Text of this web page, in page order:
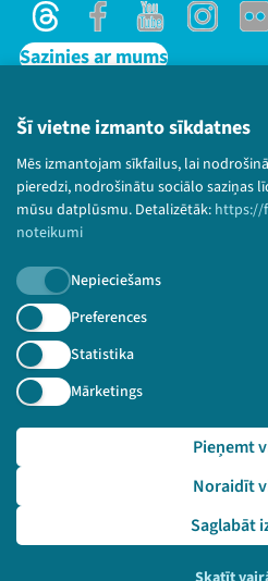
Šī vietne izmanto sīkdatnes
Mēs izmantojam sīkfailus, lai
pieredzi, nodrošinātu sociālo saziņas
mūsu datplūsmu. Detalizētāk: https://
noteikumi
Nepieciešams
Preferences
Statistika
Mārketings
Saglabāt
Noraidīt
Pieņemt
ThreadsFacebookYoutube
Sazinies ar mums
Lietošanas noteikumi un
Bērnu aizsardzības politika
© 2026 Sarunu festivāls
paturētas.
Piesakies jaunumiem!
Nepalaid garām aktuālāko
Pieteikties
🔗 https://